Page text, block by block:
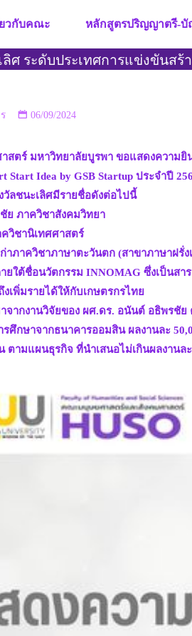
ยวกับคณะ หลักสูตรปริญญาตรี-
ศ ระดับประเทศการแข่งขันสร้
06/09/2024
ตร์ มหาวิทยาลัยบูรพา ขอแสดงความ
Start Idea by GSB Startup ประจำปี
วัลชนะเลิศมีรายชื่อดังต่อไปนี้
ย ภาควิชาสังคมวิทยา
วิชานิเทศศาสตร์
ภาควิชาภาษาตะวันตก (สาขาภาษาฝรั่ง
ยใต้ชื่อนวัตกรรม INNOMAG ซึ่งเป็นส
เพิ่มรายได้ให้กับเกษตรกรไทย
จากงานวิจัยของ ผศ.ดร. อนันต์ อธิพรชั
ศึกษาจากธนาคารออมสิน ผลงานละ
ตามแผนธุรกิจ ที่นำเสนอไม่เกินผลงานล